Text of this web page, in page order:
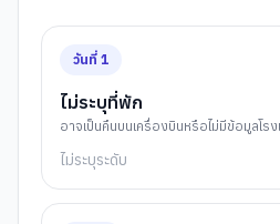
วันที่ 1
ไม่ระบุที่พัก
อาจเป็นคืนบนเครื่องบินหรือไม่มีข้อมูลโรง
ไม่ระบุระดับ